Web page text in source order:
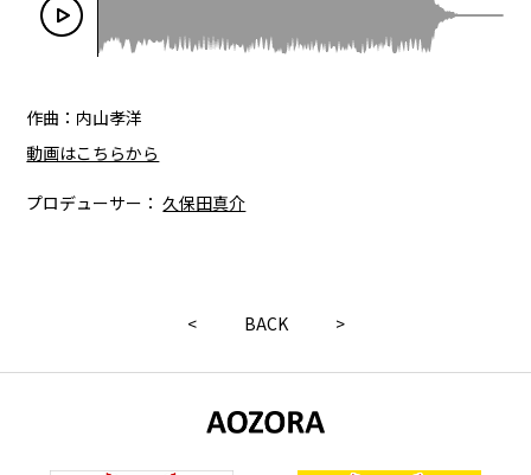
作曲：内山孝洋
動画はこちらから
プロデューサー：久保田真介
< BACK >